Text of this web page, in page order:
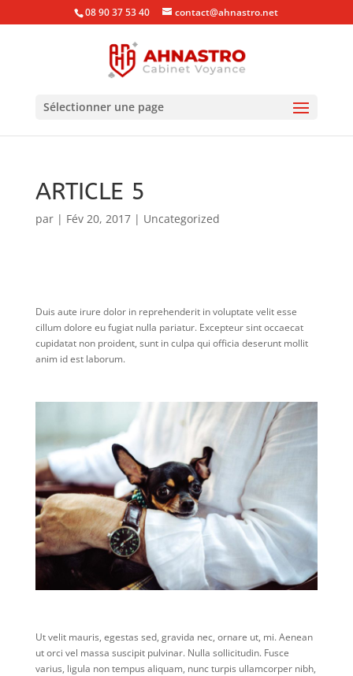
08 90 37 53 40 contact@ahnastro.net
Sélectionner une page
ARTICLE 5
par | Fév 20, 2017| Uncategorized
Duis aute irure dolor in reprehenderit in voluptate velit esse
cillum dolore eu fugiat nulla pariatur. Excepteur sint occaecat
cupidatat non proident, sunt in culpa qui officia deserunt mollit
anim id est laborum.
Ut velit mauris, egestas sed, gravida nec, ornare ut, mi. Aenean
ut orci vel massa suscipit pulvinar. Nulla sollicitudin. Fusce
varius, ligula non tempus aliquam, nunc turpis ullamcorper nibh,